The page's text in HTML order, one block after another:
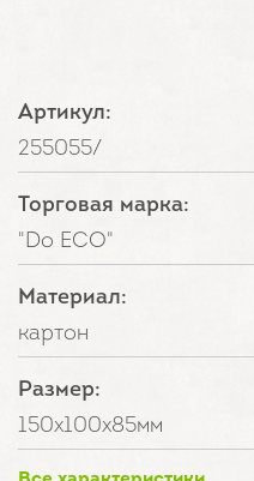
Артикул:
255055/
Торговая марка:
"Do ECO"
Материал:
картон
Размер:
150х100х85мм